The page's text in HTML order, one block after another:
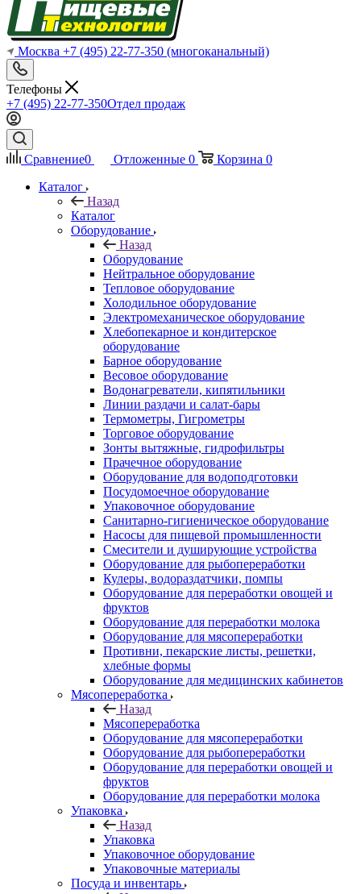
Москва +7 (495) 22-77-350 (многоканальный)
Телефоны
+7 (495) 22-77-350Отдел продаж
Сравнение0 Отложенные 0 Корзина 0
Каталог
Назад
Каталог
Оборудование
Назад
Оборудование
Нейтральное оборудование
Тепловое оборудование
Холодильное оборудование
Электромеханическое оборудование
Хлебопекарное и кондитерское
оборудование
Барное оборудование
Весовое оборудование
Водонагреватели, кипятильники
Линии раздачи и салат-бары
Термометры, Гигрометры
Торговое оборудование
Зонты вытяжные, гидрофильтры
Прачечное оборудование
Оборудование для водоподготовки
Посудомоечное оборудование
Упаковочное оборудование
Санитарно-гигиеническое оборудование
Насосы для пищевой промышленности
Смесители и душирующие устройства
Оборудование для рыбопереработки
Кулеры, водораздатчики, помпы
Оборудование для переработки овощей и
фруктов
Оборудование для переработки молока
Оборудование для мясопереработки
Противни, пекарские листы, решетки,
хлебные формы
Оборудование для медицинских кабинетов
Мясопереработка
Назад
Мясопереработка
Оборудование для мясопереработки
Оборудование для рыбопереработки
Оборудование для переработки овощей и
фруктов
Оборудование для переработки молока
Упаковка
Назад
Упаковка
Упаковочное оборудование
Упаковочные материалы
Посуда и инвентарь